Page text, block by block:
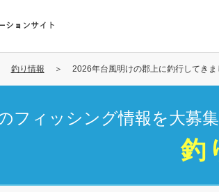
ションサイト
釣り情報 2026年台風明けの郡上に釣行してきま
フィッシング情報を大募
釣